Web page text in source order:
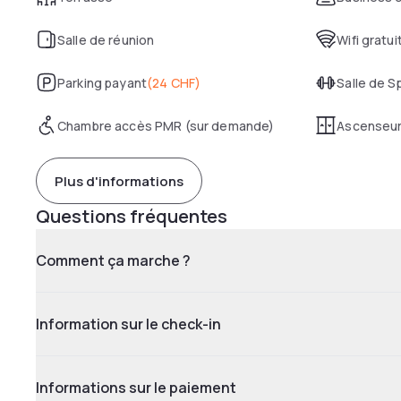
Salle de réunion Wifi
Parking payant(24 CHF) Salle de
Chambre accès PMR (sur demande) Ascenseur
Plus d'informations
Questions fréquentes
Comment ça marche ?
Information sur le check-in
Informations sur le paiement